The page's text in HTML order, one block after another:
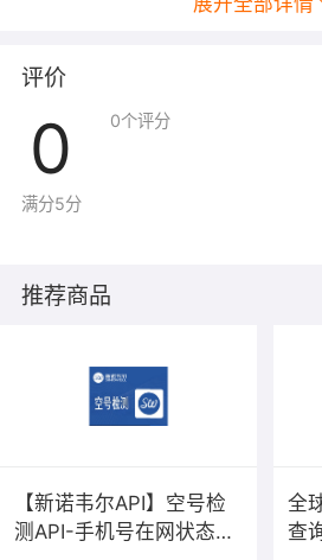
】
其他证照均可定制需求，目前支持
增值电信业务经营许可证，商标注
可证，国产保健食品批准证书，食
(ISBN)核发单，软件著作权证书，
书，全国工业产品生产许可证，专
可证，作品登记证书，绿色食品认
口普通化妆品，民办非企业登记证
证，事业单位法人登记证书，律师
机食品认证证书，营业执照等等
评价
0
满分5分
0个评分
推荐商品
【新诺韦尔API】空号检
测API-手机号在网状态实
全
查